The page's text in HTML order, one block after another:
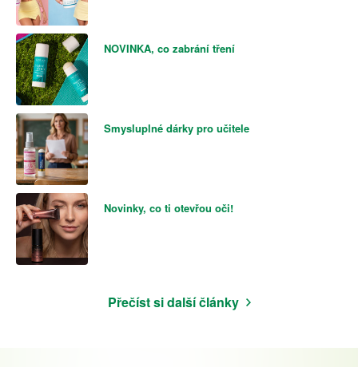
NOVINKA, co zabrání tření
Smysluplné dárky pro učitele
Novinky, co ti otevřou oči!
Přečíst si další články